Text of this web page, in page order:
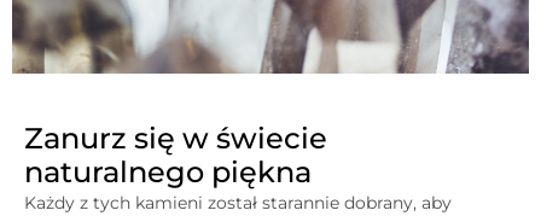
Zanurz się w świecie
naturalnego piękna
Każdy z tych kamieni został starannie dobrany, aby